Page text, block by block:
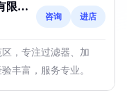
限公
咨询 进店
，专注过滤器、加
丰富，服务专业。